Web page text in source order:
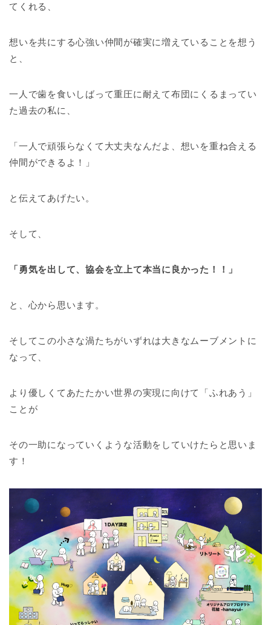
てくれる、
想いを共にする心強い仲間が確実に増えていることを想う
と、
一人で歯を食いしばって重圧に耐えて布団にくるまってい
た過去の私に、
「一人で頑張らなくて大丈夫なんだよ、想いを重ね合える
仲間ができるよ！」
と伝えてあげたい。
そして、
「勇気を出して、協会を立上て本当に良かった！！」
と、心から思います。
そしてこの小さな渦たちがいずれは大きなムーブメントに
なって、
より優しくてあたたかい世界の実現に向けて「ふれあう」
ことが
その一助になっていくような活動をしていけたらと思いま
す！